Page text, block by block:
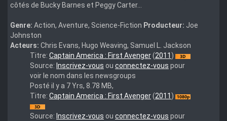
côtés de Bucky Barnes et Peggy Carter...
Genre: Action, Aventure, Science-Fiction Producteur: Joe
Johnston
Acteurs: Chris Evans, Hugo Weaving, Samuel L. Jackson
Captain.America.:.First.Avenger.2011.Full.BluRay.3D.MULTI
Titre: Captain America : First Avenger(2011 )
Source: Inscrivez-vous ou connectez-vous pour
voir le nom dans les newsgroups
Posté il y a 7 Yrs, 8.78 MB,
Captain
America
Titre: Captain America : First Avenger(2011 )
Source: Inscrivez-vous ou connectez-vous pour